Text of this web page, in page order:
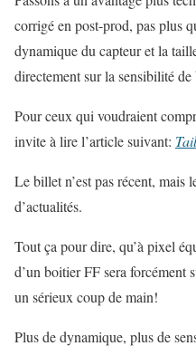
corrigé en post-prod, pas plus
dynamique du capteur et la
directement sur la sensibilité de
Pour ceux qui voudraient
invite à lire l’article suivant:
Le billet n’est pas récent, mais
d’actualités.
Tout ça pour dire, qu’à pixel
d’un boitier FF sera forcément
un sérieux coup de main!
Plus de dynamique, plus de